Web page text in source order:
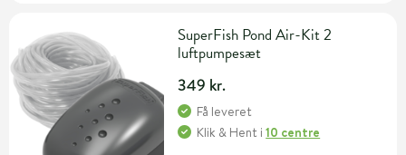
SuperFish Pond Air-Kit 2
luftpumpesæt
349 kr.
Få leveret
Klik & Hent i10 centre